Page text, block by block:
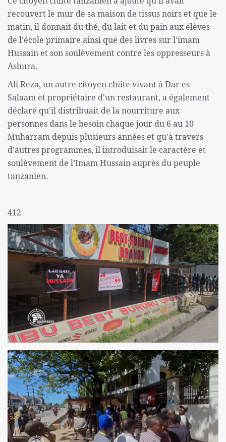
recouvert le mur de sa maison de tissus noirs et que le
matin, il donnait du thé, du lait et du pain aux élèves
de l'école primaire ainsi que des livres sur l'imam
Hussain et son soulèvement contre les oppresseurs à
Ashura.
Ali Reza, un autre citoyen chiite vivant à Dar es
Salaam et propriétaire d'un restaurant, a également
déclaré qu'il distribuait de la nourriture aux
personnes dans le besoin chaque jour du 6 au 10
Muharram depuis plusieurs années et qu'à travers
d'autres programmes, il introduisait le caractère et
soulèvement de l’Imam Hussain auprès du peuple
tanzanien.
412